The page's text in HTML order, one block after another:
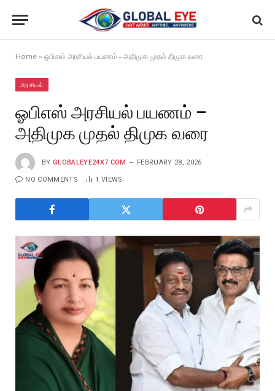
Home » ஓபிஎஸ் அரசியல் பயணம் – அதிமுக முதல் திமுக வரை
அரசியல்
ஓபிஎஸ் அரசியல் பயணம் –
அதிமுக முதல் திமுக வரை
BY GLOBALEYE24X7.COM FEBRUARY 28, 2026
NO COMMENTS 1 VIEWS